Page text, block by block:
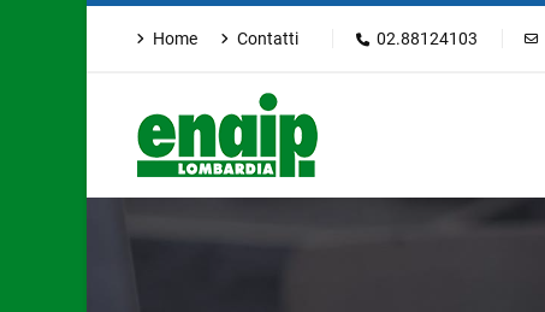
Home Contatti 02.88124103